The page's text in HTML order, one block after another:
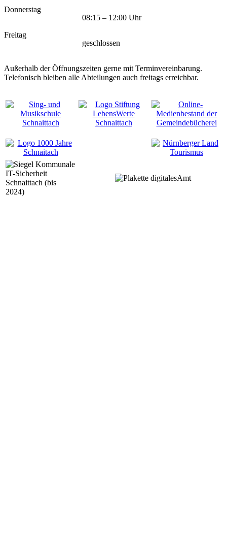
Donnerstag
08:15 – 12:00 Uhr
Freitag
geschlossen
Außerhalb der Öffnungszeiten gerne mit Terminvereinbarung.
Telefonisch bleiben alle Abteilungen auch freitags erreichbar.